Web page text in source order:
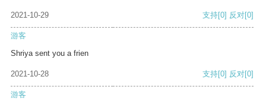
2021-10-29 支持[0] 反对[0]
游客
Shriya sent you a frien
2021-10-28 支持[0] 反对[0]
游客